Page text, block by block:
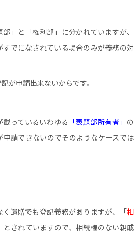
」と「権利部」に分かれていますが、
すでになされている場合のみが義務の対
が申請出来ないからです。
っているいわゆる 「表題部所有者」 の
請できないのでそのようなケースでは
遺贈でも登記義務がありますが、「相
とされていますので、相続権のない親戚